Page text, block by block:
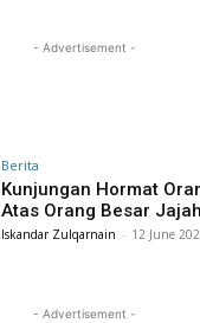
- Advertisement -
Berita
Kunjungan Hormat
Atas Orang Besar
Iskandar Zulqarnain - 12 June
- Advertisement -